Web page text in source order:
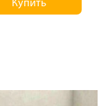
Купить